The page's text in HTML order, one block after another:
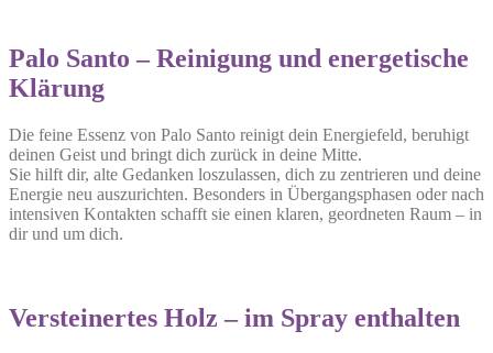
Palo Santo – Reinigung und energetische
Klärung
Die feine Essenz von Palo Santo reinigt dein Energiefeld, beruhigt
deinen Geist und bringt dich zurück in deine Mitte.
Sie hilft dir, alte Gedanken loszulassen, dich zu zentrieren und deine
Energie neu auszurichten. Besonders in Übergangsphasen oder nach
intensiven Kontakten schafft sie einen klaren, geordneten Raum – in
dir und um dich.
Versteinertes Holz – im Spray enthalten